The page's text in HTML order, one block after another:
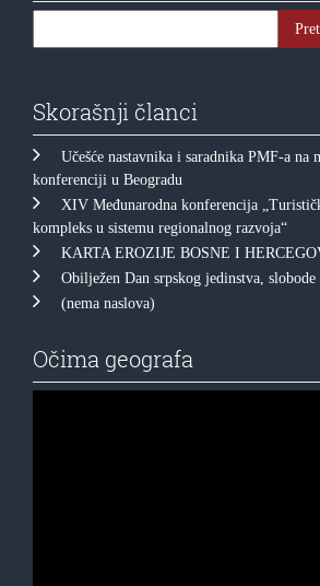
Skorašnji članci
Učešće nastavnika i saradnika PMF-a na
konferenciji u Beogradu
XIV Međunarodna konferencija
kompleks u sistemu regionalnog razvoja“
KARTA EROZIJE BOSNE I
Obilježen Dan srpskog jedinstva, slobode
(nema naslova)
Očima geografa